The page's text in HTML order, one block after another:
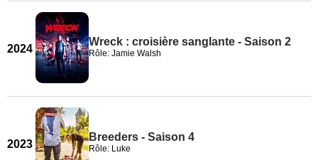
2024
Wreck : croisière sanglante - Saison 2
Rôle: Jamie Walsh
2023
Breeders - Saison 4
Rôle: Luke